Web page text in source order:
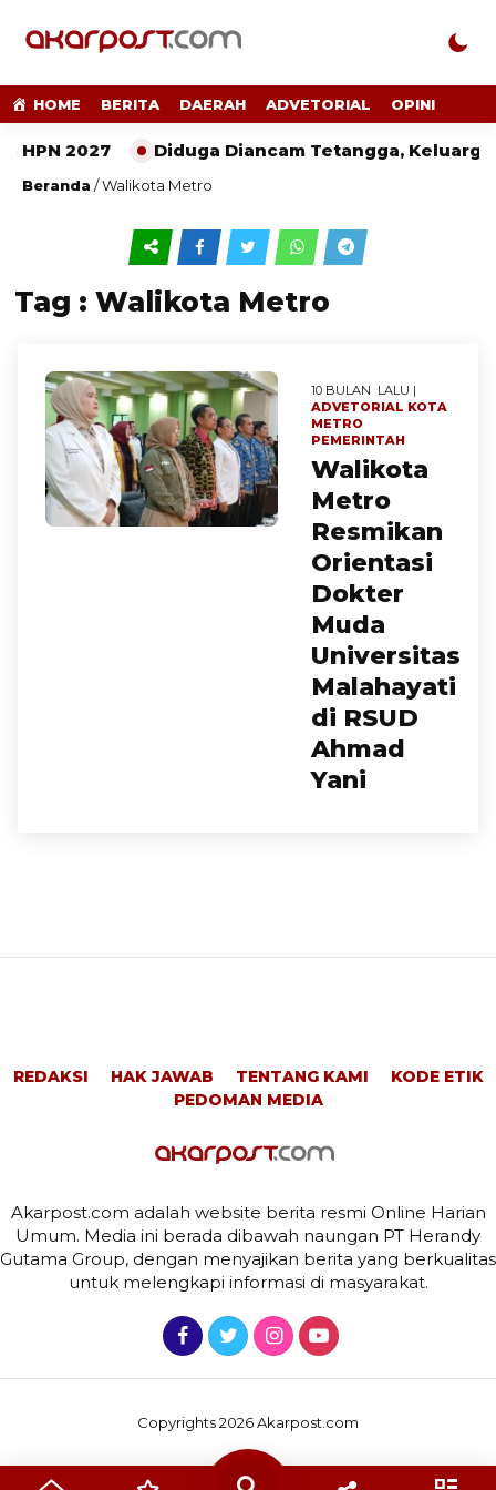
HOME BERITA DAERAH ADVETORIAL OPINI
HPN 2027 Diduga Diancam Tetangga, Keluarga
Beranda /Walikota Metro
Tag : Walikota Metro
10 BULAN LALU |
ADVETORIAL KOTA
METRO
PEMERINTAH
Walikota
Metro
Resmikan
Orientasi
Dokter
Muda
Universitas
Malahayati
di RSUD
Ahmad
Yani
REDAKSI HAK JAWAB TENTANG KAMI
KODE ETIK
PEDOMAN MEDIA
Akarpost.com adalah website berita resmi Online Harian
Umum. Media ini berada dibawah naungan PT Herandy
Gutama Group, dengan menyajikan berita yang berkualitas
untuk melengkapi informasi di masyarakat.
Copyrights 2026 Akarpost.com